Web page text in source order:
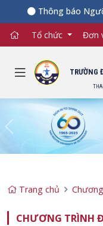
Thông báo
Tổ chức Đơn
TRƯỜNG
Previous
Trang chủ
CHƯƠNG TRÌNH